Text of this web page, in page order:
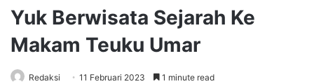
Yuk Berwisata Sejarah Ke
Makam Teuku Umar
Redaksi 11 Februari 2023 1 minute read
Kadisbudpar Aceh, Almuniza Kamal ziarah memperingati syahidnya